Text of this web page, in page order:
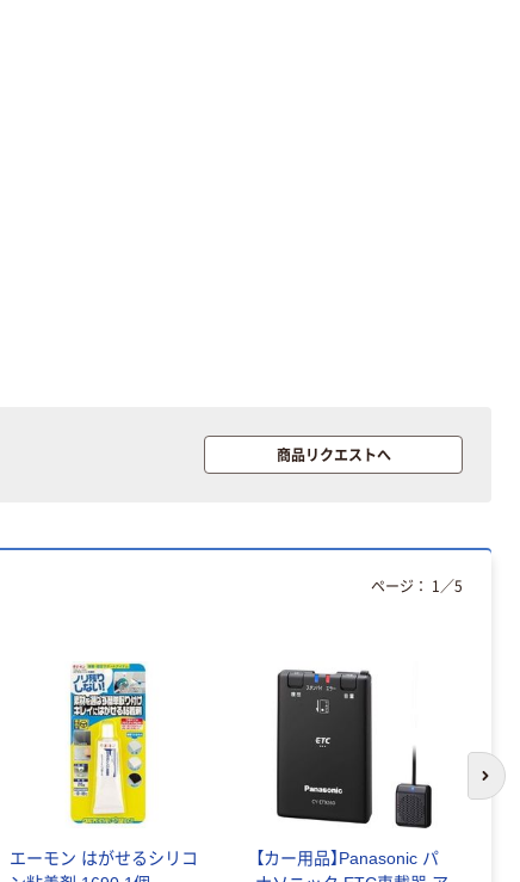
商品リクエストへ
エーモン はがせるシリコ
【カー用品】Panasonic パ
ページ： 1 ／5
次
共同企画 トイ
トファイル エコ
ノミータイプ
A4タテ(コクヨ
製造）
￥115~
芯あり FSC認
証